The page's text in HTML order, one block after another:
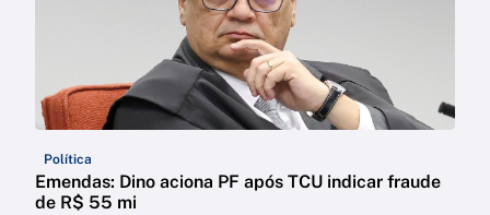
Política
Emendas: Dino aciona PF após TCU indicar fraude
de R$ 55 mi